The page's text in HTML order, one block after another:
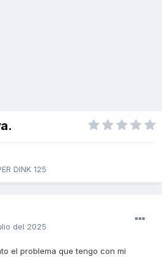
DINK 125
del 2025
el problema que tengo con mi